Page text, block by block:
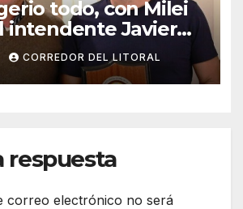
todo, con Milei
intendente Javier
su límite
CORREDOR DEL LITORAL
respuesta
correo electrónico no será